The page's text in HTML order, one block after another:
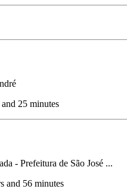
25 minutes
- Prefeitura de São José ...
and 56 minutes